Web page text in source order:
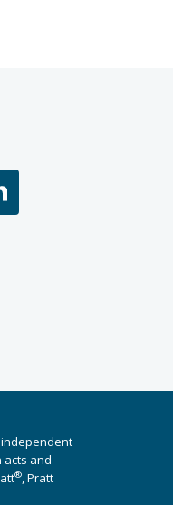
linkedin
acts and
®, Pratt